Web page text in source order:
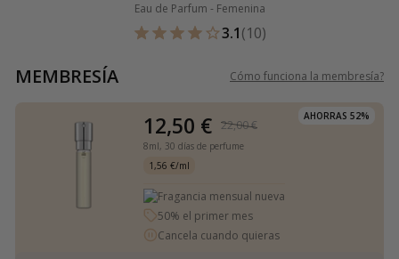
Eau de Parfum - Femenina
3.1(10)
MEMBRESÍA Cómo funciona la membresía?
AHORRAS 52%
12,50 € 22,00 €
8ml, 30 días de perfume
1,56 €/ml
Fragancia mensual nueva
50% el primer mes
Cancela cuando quieras